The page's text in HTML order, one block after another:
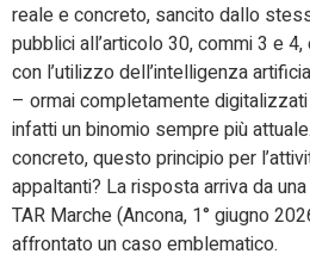
reale e concreto, sancito dallo
pubblici all’articolo 30, commi 3 e
con l’utilizzo dell’intelligenza
– ormai completamente
infatti un binomio sempre più attuale.
concreto, questo principio per
appaltanti? La risposta arriva da
TAR Marche (Ancona, 1° giugno
affrontato un caso emblematico.